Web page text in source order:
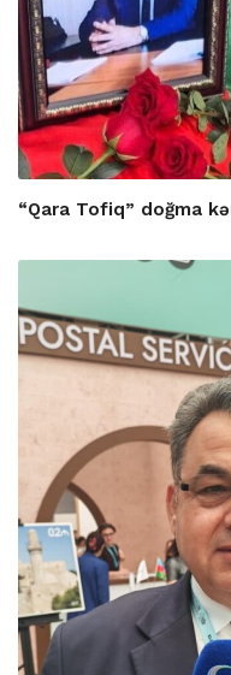
“Qara Tofiq” doğma